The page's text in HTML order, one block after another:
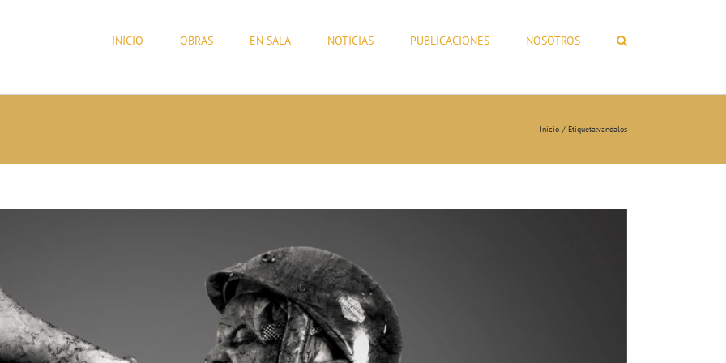
INICIO OBRAS EN SALA NOTICIAS PUBLICACIONES NOSOTROS
Inicio Etiqueta:vandalos